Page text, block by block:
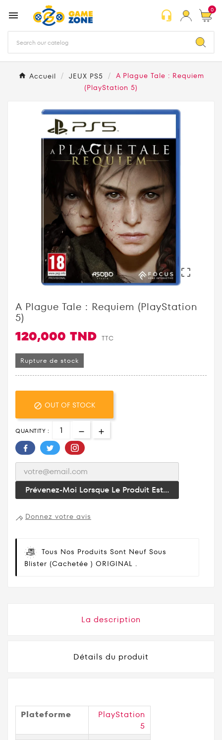
 headset_mic 0
Accueil JEUX PS5
A Plague Tale : Requiem
(PlayStation 5)

A Plague Tale : Requiem (PlayStation
5)
120,000 TND TTC
Rupture de stock
 OUT OF STOCK
QUANTITY :
Prévenez-Moi Lorsque Le Produit Est...
Donnez votre avis
Tous Nos Produits Sont Neuf Sous
Blister (cachetée ) ORIGINAL .
La description
Détails du produit
Plateforme
PlayStation
5